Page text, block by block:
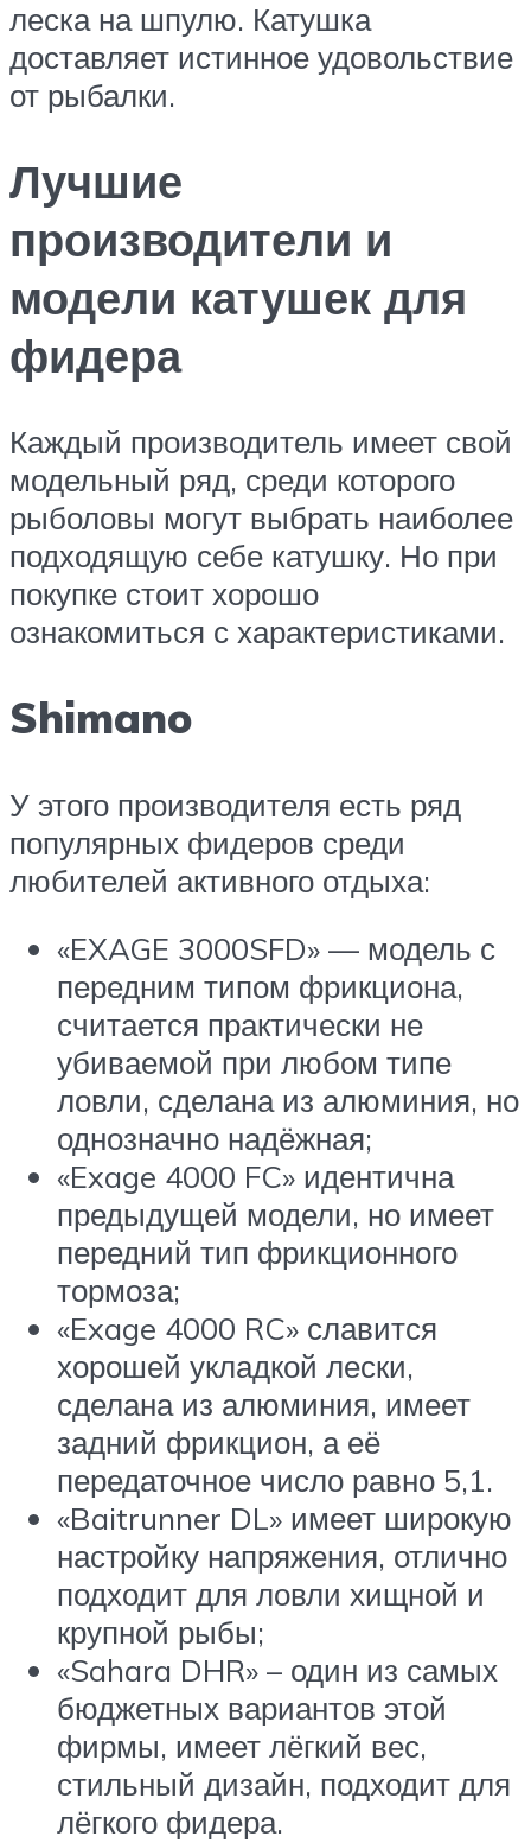
леска на шпулю. Катушка
доставляет истинное удовольствие
от рыбалки.
Лучшие
производители и
модели катушек для
фидера
Каждый производитель имеет свой
модельный ряд, среди которого
рыболовы могут выбрать наиболее
подходящую себе катушку. Но при
покупке стоит хорошо
ознакомиться с характеристиками.
Shimano
У этого производителя есть ряд
популярных фидеров среди
любителей активного отдыха:
«EXAGE 3000SFD» — модель с
передним типом фрикциона,
считается практически не
убиваемой при любом типе
ловли, сделана из алюминия, но
однозначно надёжная;
«Exage 4000 FC» идентична
предыдущей модели, но имеет
передний тип фрикционного
тормоза;
«Exage 4000 RC» славится
хорошей укладкой лески,
сделана из алюминия, имеет
задний фрикцион, а её
передаточное число равно 5,1.
«Baitrunner DL» имеет широкую
настройку напряжения, отлично
подходит для ловли хищной и
крупной рыбы;
«Sahara DHR» – один из самых
бюджетных вариантов этой
фирмы, имеет лёгкий вес,
стильный дизайн, подходит для
лёгкого фидера.